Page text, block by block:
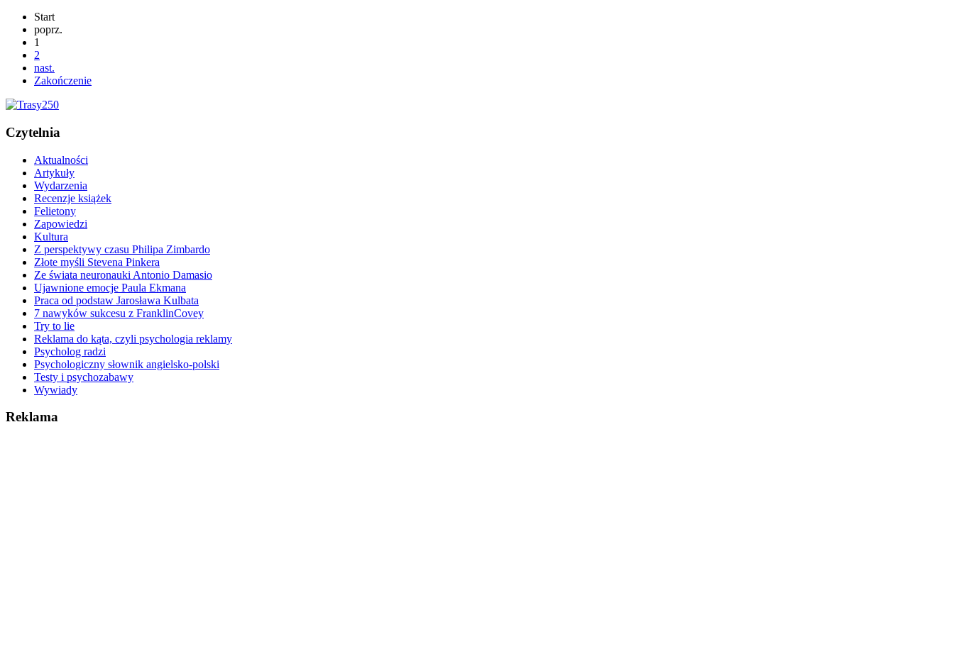
Start
poprz.
1
2
nast.
Zakończenie
Czytelnia
Aktualności
Artykuły
Wydarzenia
Recenzje książek
Felietony
Zapowiedzi
Kultura
Z perspektywy czasu Philipa Zimbardo
Złote myśli Stevena Pinkera
Ze świata neuronauki Antonio Damasio
Ujawnione emocje Paula Ekmana
Praca od podstaw Jarosława Kulbata
7 nawyków sukcesu z FranklinCovey
Try to lie
Reklama do kąta, czyli psychologia reklamy
Psycholog radzi
Psychologiczny słownik angielsko-polski
Testy i psychozabawy
Wywiady
Reklama